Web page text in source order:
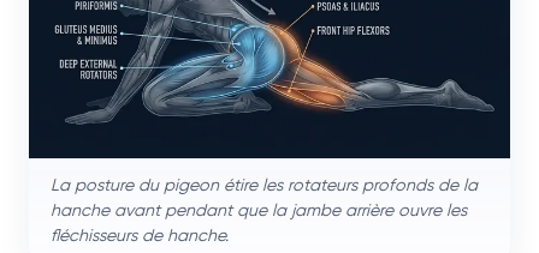
La posture du pigeon étire les rotateurs profonds de la
hanche avant pendant que la jambe arrière ouvre les
fléchisseurs de hanche.